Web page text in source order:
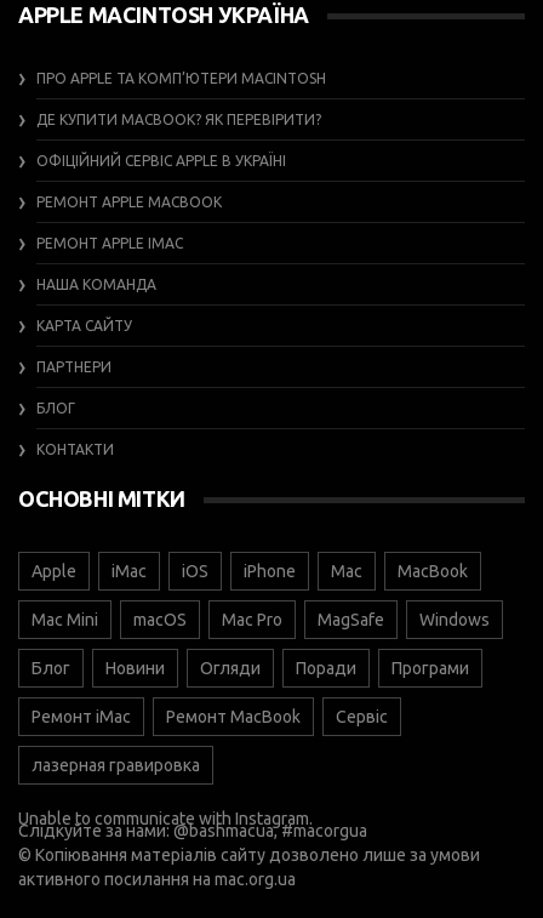
APPLE MACINTOSH УКРАЇНА
ПРО APPLE ТА КОМП’ЮТЕРИ MACINTOSH
ДЕ КУПИТИ MACBOOK? ЯК ПЕРЕВІРИТИ?
ОФІЦІЙНИЙ СЕРВІС APPLE В УКРАЇНІ
РЕМОНТ APPLE MACBOOK
РЕМОНТ APPLE IMAC
НАША КОМАНДА
КАРТА САЙТУ
ПАРТНЕРИ
БЛОГ
КОНТАКТИ
ОСНОВНІ МІТКИ
Apple iMac iOS iPhone Mac MacBook
Mac Mini macOS Mac Pro MagSafe Windows
Блог Новини Огляди Поради Програми
Ремонт iMac Ремонт MacBook Сервіс
лазерная гравировка
Unable to communicate with Instagram.
Слідкуйте за нами:@bashmacua, #macorgua
© Копіювання матеріалів сайту дозволено лише за умови
активного посилання на mac.org.ua